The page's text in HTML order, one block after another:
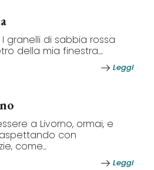
granelli di sabbia rossa
della mia finestra....
Leggi
a Livorno, ormai, e
con
come...
Leggi